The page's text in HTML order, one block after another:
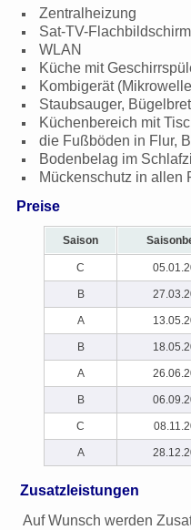
Zentralheizung
Sat-TV-
WLAN
Küche mit
Kombigerät
Staubsauger,
Küchenbereich mit
die Fußböden in Flur,
Bodenbelag im
Mückenschutz in allen
Preise
Saison
C
B
A
B
A
B
C
A
Zusatzleistungen
werden